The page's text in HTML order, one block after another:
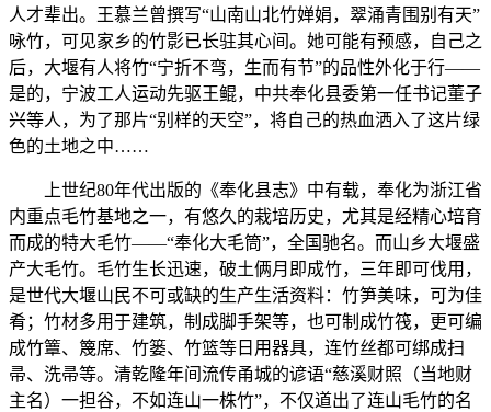
人才辈出。王慕兰曾撰写“山南山北竹婵娟，翠涌青围别有天”
咏竹，可见家乡的竹影已长驻其心间。她可能有预感，自己之
后，大堰有人将竹“宁折不弯，生而有节”的品性外化于行——
是的，宁波工人运动先驱王鲲，中共奉化县委第一任书记董子
兴等人，为了那片“别样的天空”，将自己的热血洒入了这片绿
色的土地之中……
上世纪80年代出版的《奉化县志》中有载，奉化为浙江省
内重点毛竹基地之一，有悠久的栽培历史，尤其是经精心培育
而成的特大毛竹——“奉化大毛筒”，全国驰名。而山乡大堰盛
产大毛竹。毛竹生长迅速，破土俩月即成竹，三年即可伐用，
是世代大堰山民不可或缺的生产生活资料：竹笋美味，可为佳
肴；竹材多用于建筑，制成脚手架等，也可制成竹筏，更可编
成竹簟、篾席、竹篓、竹篮等日用器具，连竹丝都可绑成扫
帚、洗帚等。清乾隆年间流传甬城的谚语“慈溪财照（当地财
主名）一担谷，不如连山一株竹”，不仅道出了连山毛竹的名